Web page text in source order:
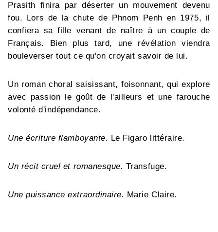
Prasith finira par déserter un mouvement devenu
fou. Lors de la chute de Phnom Penh en 1975, il
confiera sa fille venant de naître à un couple de
Français. Bien plus tard, une révélation viendra
bouleverser tout ce qu'on croyait savoir de lui.
Un roman choral saisissant, foisonnant, qui explore
avec passion le goût de l'ailleurs et une farouche
volonté d'indépendance.
Une écriture flamboyante. Le Figaro littéraire.
Un récit cruel et romanesque. Transfuge.
Une puissance extraordinaire. Marie Claire.